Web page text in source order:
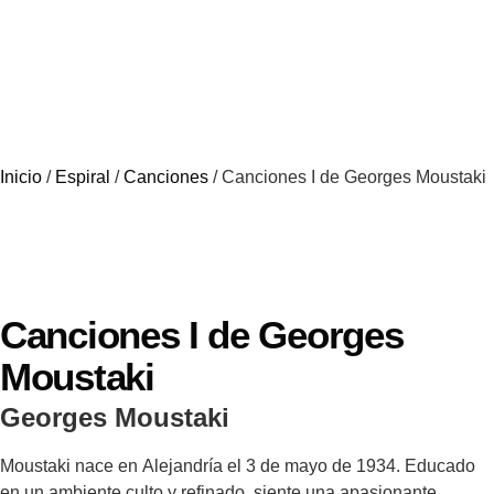
Inicio / Espiral /Canciones / Canciones I de Georges Moustaki
Canciones I de Georges
Moustaki
Georges Moustaki
Moustaki nace en Alejandría el 3 de mayo de 1934. Educado